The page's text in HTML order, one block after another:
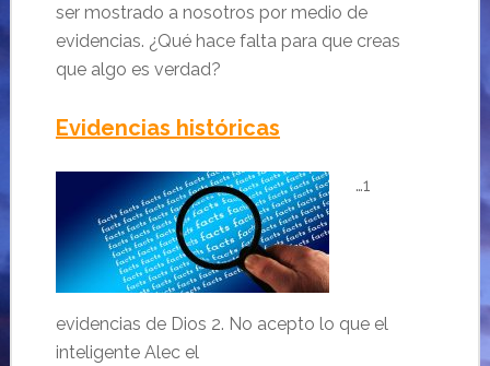
ser mostrado a nosotros por medio de
evidencias. ¿Qué hace falta para que creas
que algo es verdad?
Evidencias históricas
…1
evidencias de Dios 2. No acepto lo que el
inteligente Alec el